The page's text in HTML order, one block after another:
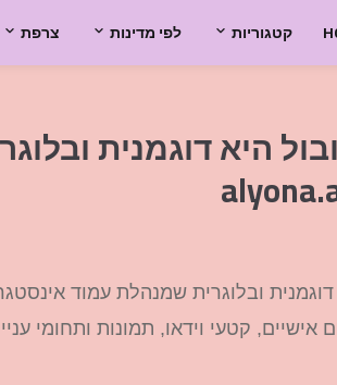
קטגוריות לפי מדינות צרפת
היא דוגמנית
קטעי וידאו, תמונות ותחומי